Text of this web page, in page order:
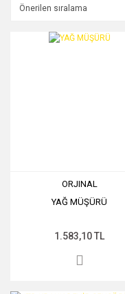
ORJINAL
YAĞ MÜŞÜRÜ
1.583,10 TL